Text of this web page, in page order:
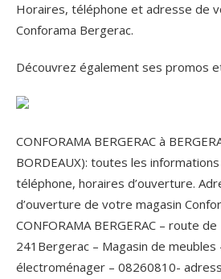
Horaires, téléphone et adresse de
Conforama Bergerac.
Découvrez également ses promos
CONFORAMA BERGERAC à
BORDEAUX): toutes les
téléphone, horaires d’ouverture.
d’ouverture de votre magasin
CONFORAMA BERGERAC – route
241Bergerac – Magasin de meubles
électroménager – 08260810-